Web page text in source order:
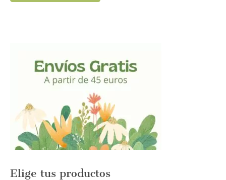
Elige tus productos